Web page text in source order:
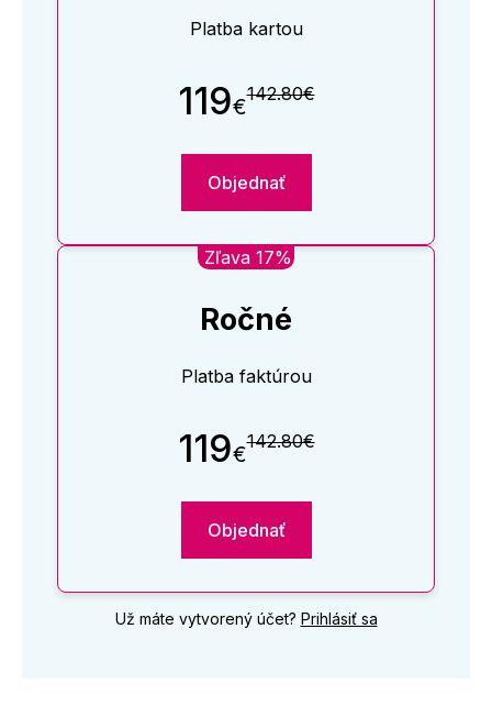
Platba kartou
119€142.80€
Objednať
Zľava 17%
Ročné
Platba faktúrou
119€142.80€
Objednať
Už máte vytvorený účet? Prihlásiť sa